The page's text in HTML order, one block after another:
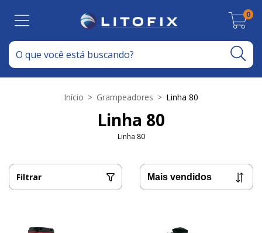
0
Início > Grampeadores > Linha 80
Linha 80
Linha 80
Filtrar